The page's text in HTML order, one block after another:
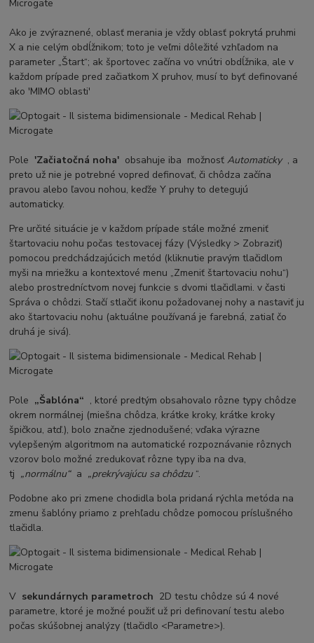
Ako je zvýraznené, oblasť merania je vždy oblasť pokrytá pruhmi
X a nie celým obdĺžnikom; toto je veľmi dôležité vzhľadom na
parameter „Štart“; ak športovec začína vo vnútri obdĺžnika, ale v
každom prípade pred začiatkom X pruhov, musí to byť definované
ako 'MIMO oblasti'
Pole'Začiatočná noha' obsahuje iba možnosťAutomaticky , a
preto už nie je potrebné vopred definovať, či chôdza začína
pravou alebo ľavou nohou, keďže Y pruhy to detegujú
automaticky.
Pre určité situácie je v každom prípade stále možné zmeniť
štartovaciu nohu počas testovacej fázy (Výsledky > Zobraziť)
pomocou predchádzajúcich metód (kliknutie pravým tlačidlom
myši na mriežku a kontextové menu „Zmeniť štartovaciu nohu“)
alebo prostredníctvom novej funkcie s dvomi tlačidlami. v časti
Správa o chôdzi. Stačí stlačiť ikonu požadovanej nohy a nastaviť ju
ako štartovaciu nohu (aktuálne používaná je farebná, zatiaľ čo
druhá je sivá).
Pole „Šablóna“ , ktoré predtým obsahovalo rôzne typy chôdze
okrem normálnej (miešna chôdza, krátke kroky, krátke kroky
špičkou, atď.), bolo značne zjednodušené; vďaka výrazne
vylepšeným algoritmom na automatické rozpoznávanie rôznych
vzorov bolo možné zredukovať rôzne typy iba na dva,
tj „normálnu“ a „prekrývajúcu sa chôdzu“.
Podobne ako pri zmene chodidla bola pridaná rýchla metóda na
zmenu šablóny priamo z prehľadu chôdze pomocou príslušného
tlačidla.
V sekundárnych parametroch 2D testu chôdze sú 4 nové
parametre, ktoré je možné použiť už pri definovaní testu alebo
počas skúšobnej analýzy (tlačidlo <Parametre>).